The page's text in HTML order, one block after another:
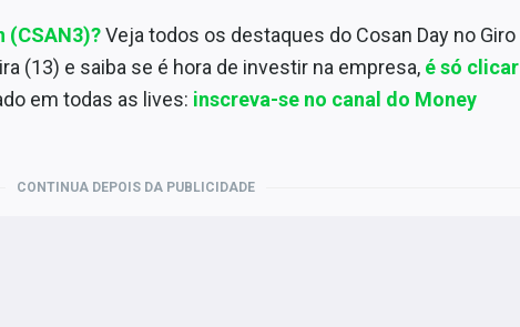
(CSAN3)?Veja todos os destaques do Cosan Day no Giro
(13) e saiba se é hora de investir na empresa, é só clicar
em todas as lives: inscreva-se no canal do Money
CONTINUA DEPOIS DA PUBLICIDADE